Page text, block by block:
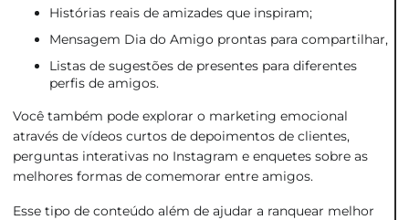
Histórias reais de amizades que inspiram;
Mensagem Dia do Amigo prontas para compartilhar,
Listas de sugestões de presentes para diferentes
perfis de amigos.
Você também pode explorar o marketing emocional
através de vídeos curtos de depoimentos de clientes,
perguntas interativas no Instagram e enquetes sobre as
melhores formas de comemorar entre amigos.
Esse tipo de conteúdo além de ajudar a ranquear melhor